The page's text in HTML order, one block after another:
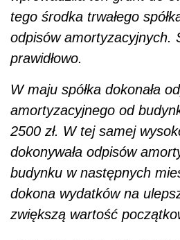
tego środka trwałego
odpisów amortyzacyjnych.
prawidłowo.
W maju spółka dokonała
amortyzacyjnego od
2500 zł. W tej samej
dokonywała odpisów
budynku w następnych
dokona wydatków na
zwiększą wartość